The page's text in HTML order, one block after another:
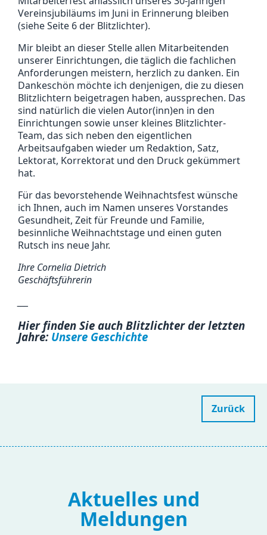
Vereinsjubiläums im Juni in Erinnerung bleiben
(siehe Seite 6 der Blitzlichter).
Mir bleibt an dieser Stelle allen Mitarbeitenden
unserer Einrichtungen, die täglich die fachlichen
Anforderungen meistern, herzlich zu danken. Ein
Dankeschön möchte ich denjenigen, die zu diesen
Blitzlichtern beigetragen haben, aussprechen. Das
sind natürlich die vielen Autor(inn)en in den
Einrichtungen sowie unser kleines Blitzlichter-
Team, das sich neben den eigentlichen
Arbeitsaufgaben wieder um Redaktion, Satz,
Lektorat, Korrektorat und den Druck gekümmert
hat.
Für das bevorstehende Weihnachtsfest wünsche
ich Ihnen, auch im Namen unseres Vorstandes
Gesundheit, Zeit für Freunde und Familie,
besinnliche Weihnachtstage und einen guten
Rutsch ins neue Jahr.
Ihre Cornelia Dietrich
Geschäftsführerin
Hier finden Sie auch Blitzlichter der letzten
Jahre: Unsere Geschichte
Zurück
Aktuelles und
Meldungen